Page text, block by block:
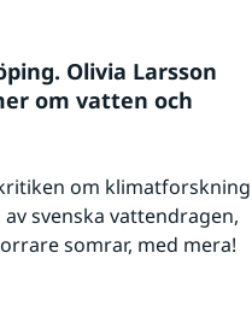
Olivia Larsson
om vatten och
om klimatforskning
svenska vattendragen,
somrar, med mera!